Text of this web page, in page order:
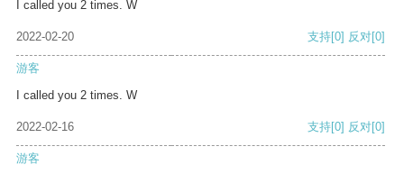
I called you 2 times. W
2022-02-20 支持[0] 反对[0]
游客
I called you 2 times. W
2022-02-16 支持[0] 反对[0]
游客